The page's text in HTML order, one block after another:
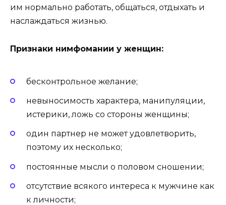
им нормально работать, общаться, отдыхать и
наслаждаться жизнью.
Признаки нимфомании у женщин:
бесконтрольное желание;
невыносимость характера, манипуляции,
истерики, ложь со стороны женщины;
один партнер не может удовлетворить,
поэтому их несколько;
постоянные мысли о половом сношении;
отсутствие всякого интереса к мужчине как
к личности;